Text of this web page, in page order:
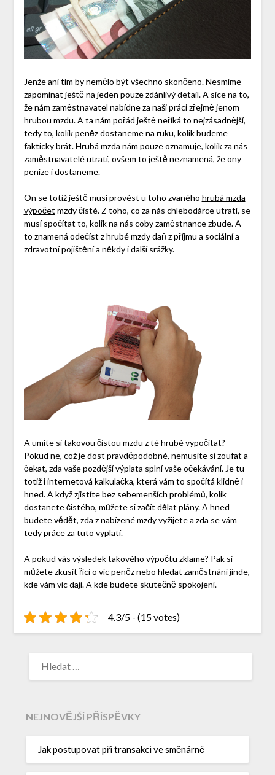
Jenže ani tím by nemělo být všechno skončeno. Nesmíme
zapomínat ještě na jeden pouze zdánlivý detail. A sice na to,
že nám zaměstnavatel nabídne za naši práci zřejmě jenom
hrubou mzdu. A ta nám pořád ještě neříká to nejzásadnější,
tedy to, kolik peněz dostaneme na ruku, kolik budeme
fakticky brát. Hrubá mzda nám pouze oznamuje, kolik za nás
zaměstnavatelé utratí, ovšem to ještě neznamená, že ony
peníze i dostaneme.
On se totiž ještě musí provést u toho zvaného hrubá mzda
výpočet mzdy čisté. Z toho, co za nás chlebodárce utratí, se
musí spočítat to, kolik na nás coby zaměstnance zbude. A
to znamená odečíst z hrubé mzdy daň z příjmu a sociální a
zdravotní pojištění a někdy i další srážky.
A umíte si takovou čistou mzdu z té hrubé vypočítat?
Pokud ne, což je dost pravděpodobné, nemusíte si zoufat a
čekat, zda vaše pozdější výplata splní vaše očekávání. Je tu
totiž i internetová kalkulačka, která vám to spočítá klidně i
hned. A když zjistíte bez sebemenších problémů, kolik
dostanete čistého, můžete si začít dělat plány. A hned
budete vědět, zda z nabízené mzdy vyžijete a zda se vám
tedy práce za tuto vyplatí.
A pokud vás výsledek takového výpočtu zklame? Pak si
můžete zkusit říci o víc peněz nebo hledat zaměstnání jinde,
kde vám víc dají. A kde budete skutečně spokojení.
4.3/5 - (15 votes)
NEJNOVĚJŠÍ PŘÍSPĚVKY
Jak postupovat při transakci ve směnárně